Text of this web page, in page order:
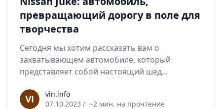
превращающий дорогу в поле для
творчества
Сегодня мы хотим рассказать вам о
захватывающем автомобиле, который
представляет собой настоящий шед...
vin.infovin.info
07.10.2023 / ~2 мин. на прочтение